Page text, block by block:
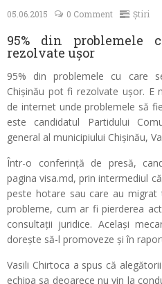
05.06.2015 0 Comment Știri
95% din problemele
rezolvate uşor
95% din problemele cu care
Chişinău pot fi rezolvate uşor. E
de internet unde problemele să
este candidatul Partidului
general al municipiului Chişinău,
Într-o conferinţă de presă,
pagina visa.md, prin intermediul
peste hotare sau care au
probleme, cum ar fi pierderea
consultaţii juridice. Acelaşi
doreşte să-l promoveze şi în
Vasili Chirtoca a spus că
echipa sa deoarece nu vin la